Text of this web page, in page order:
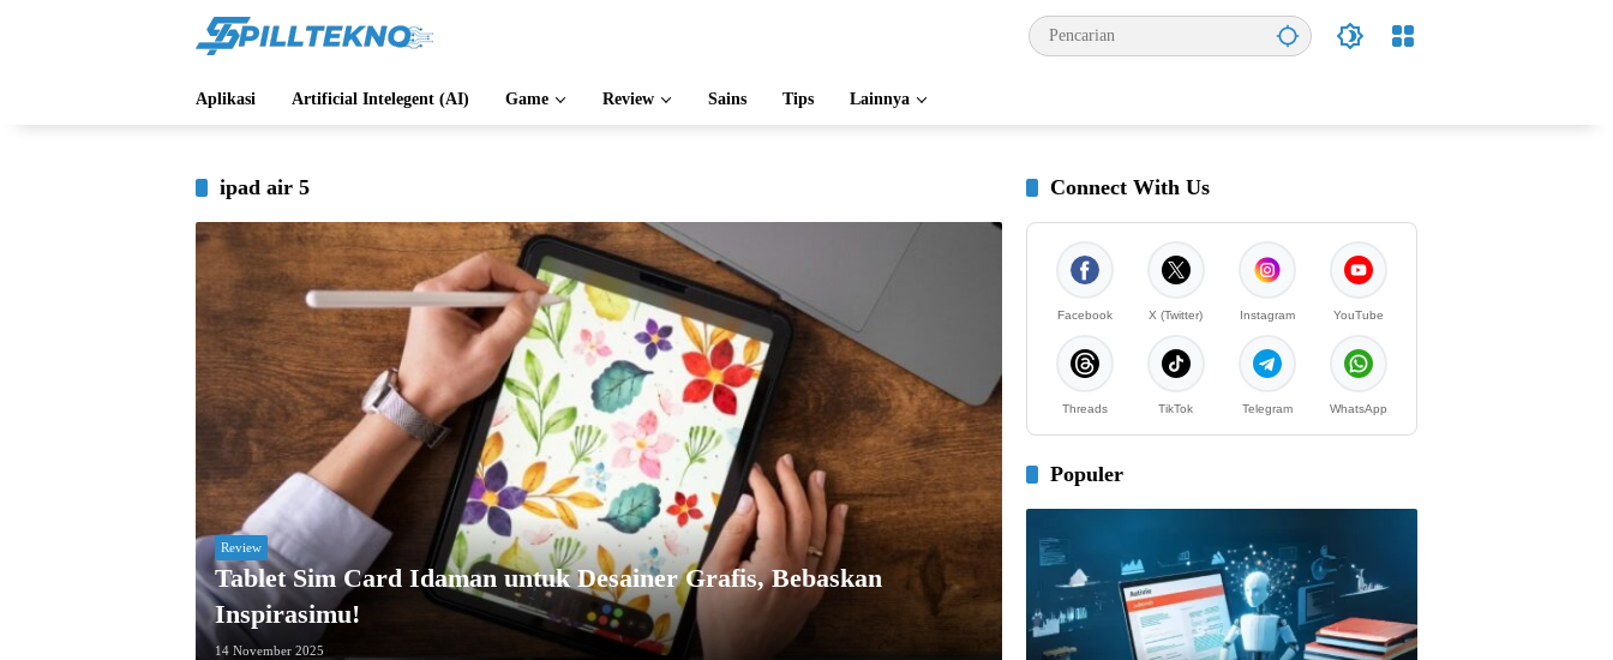
Aplikasi Artificial Intelegent (AI) Game Review Sains Tips Lainnya
ipad air 5
Review
Tablet Sim Card Idaman untuk Desainer Grafis, Bebaskan
Inspirasimu!
14 November 2025
Connect With Us
Facebook X (Twitter) Instagram YouTube
Threads TikTok Telegram WhatsApp
Populer